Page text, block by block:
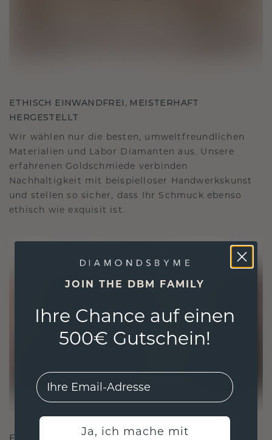
ETHISCH EINWANDFREI, MEISTERHAFT
HERGESTELLT
Wir wählen nur die besten, umweltfreundlichen
Materialien und Labor Diamanten aus. Unsere
erfahrenen Goldschmiede verbinden
Nachhaltigkeit mit beispielloser Handwerkskunst
und stellen so sicher, dass Ihr Schmuck ebenso
ethisch wie exquisit ist.
FÜR VERBINDUNGEN GESCHAFFEN
JOIN THE DBM FAMILY
Ihre Chance auf einen
500€ Gutschein!
EMail
Ja, ich mache mit